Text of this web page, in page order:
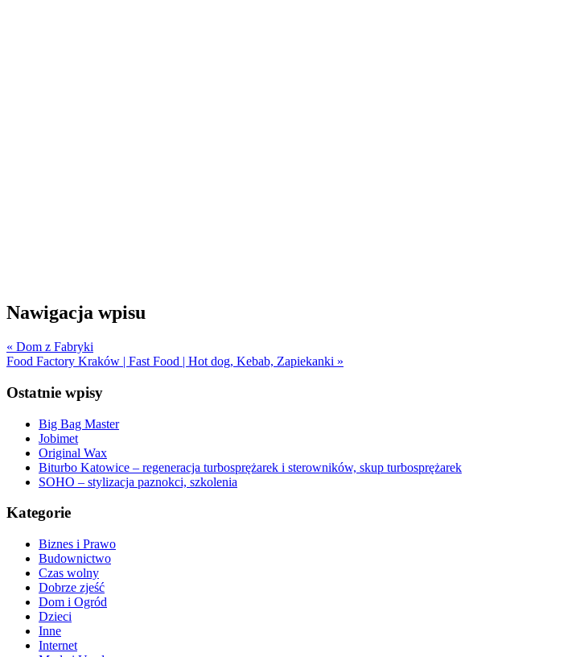
Nawigacja wpisu
« Dom z Fabryki
Food Factory Kraków | Fast Food | Hot dog, Kebab, Zapiekanki »
Ostatnie wpisy
Big Bag Master
Jobimet
Original Wax
Biturbo Katowice – regeneracja turbosprężarek i sterowników, skup turbosprężarek
SOHO – stylizacja paznokci, szkolenia
Kategorie
Biznes i Prawo
Budownictwo
Czas wolny
Dobrze zjeść
Dom i Ogród
Dzieci
Inne
Internet